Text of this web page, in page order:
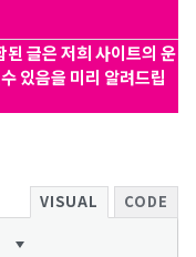
글은 저희 사이트의 운
있음을 미리 알려드립
VISUAL CODE